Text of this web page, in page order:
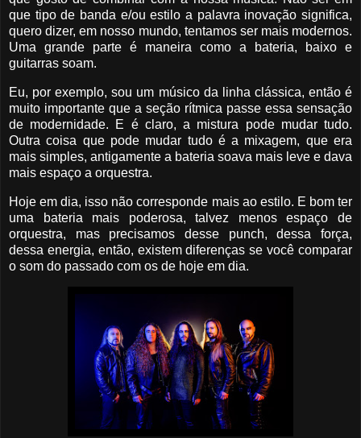
que tipo de banda e/ou estilo a palavra inovação significa,
quero dizer, em nosso mundo, tentamos ser mais modernos.
Uma grande parte é maneira como a bateria, baixo e
guitarras soam.
Eu, por exemplo, sou um músico da linha clássica, então é
muito importante que a seção rítmica passe essa sensação
de modernidade. E é claro, a mistura pode mudar tudo.
Outra coisa que pode mudar tudo é a mixagem, que era
mais simples, antigamente a bateria soava mais leve e dava
mais espaço a orquestra.
Hoje em dia, isso não corresponde mais ao estilo. E bom ter
uma bateria mais poderosa, talvez menos espaço de
orquestra, mas precisamos desse punch, dessa força,
dessa energia, então, existem diferenças se você comparar
o som do passado com os de hoje em dia.